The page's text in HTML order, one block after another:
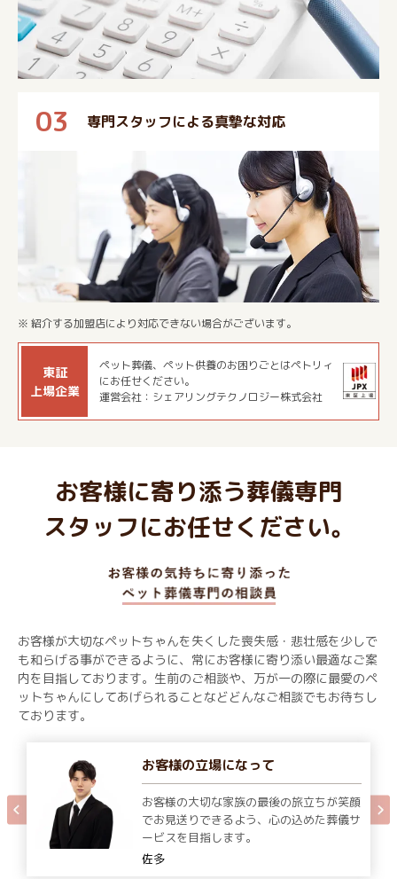
03 専門スタッフによる真摯な対応
※ 紹介する加盟店により対応できない場合がございます。
東証
上場企業
ペット葬儀、ペット供養のお困りごとはペトリィ
にお任せください。
運営会社：シェアリングテクノロジー株式会社
お客様に寄り添う葬儀専門
スタッフにお任せください。
お客様が大切なペットちゃんを失くした喪失感・悲壮感を少しで
も和らげる事ができるように、常にお客様に寄り添い最適なご案
内を目指しております。生前のご相談や、万が一の際に最愛のペ
ットちゃんにしてあげられることなどどんなご相談でもお待ちし
ております。
お客様の立場になって
お客様の大切な家族の最後の旅立ちが笑顔
でお見送りできるよう、心の込めた葬儀サ
ービスを目指します。
佐多